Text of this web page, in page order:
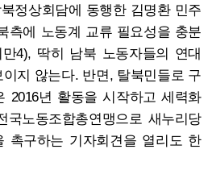
정상회담에 동행한 김명환 민주
측에 노동계 교류 필요성을 충분
4), 딱히 남북 노동자들의 연대
지 않는다. 반면, 탈북민들로 구
2016년 활동을 시작하고 세력화
노동조합총연맹으로 새누리당
촉구하는 기자회견을 열리도 한